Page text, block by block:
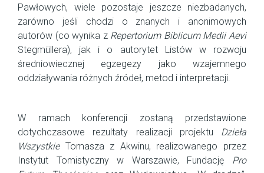
Pawłowych, wiele pozostaje jeszcze niezbadanych,
zarówno jeśli chodzi o znanych i anonimowych
autorów (co wynika z Repertorium Biblicum Medii Aevi
Stegmüllera), jak i o autorytet Listów w rozwoju
średniowiecznej egzegezy jako wzajemnego
oddziaływania różnych źródeł, metod i interpretacji.
W ramach konferencji zostaną przedstawione
dotychczasowe rezultaty realizacji projektu Dzieła
Wszystkie Tomasza z Akwinu, realizowanego przez
Instytut Tomistyczny w Warszawie, Fundację Pro